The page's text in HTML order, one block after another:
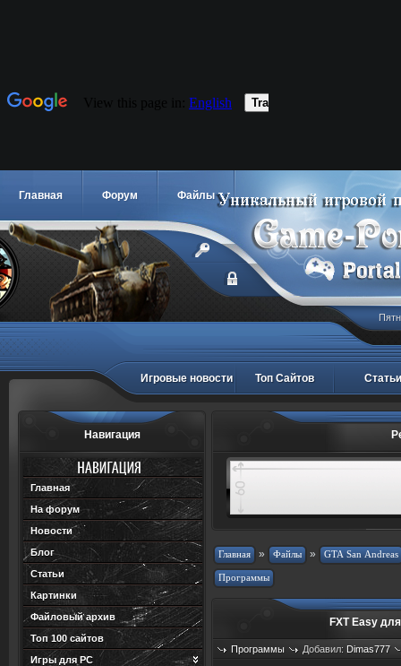
Главная Форум Файлы
Игровые новости Топ Сайтов Статьи
Навигация
Главная
На форум
Новости
Блог
Статьи
Картинки
Файловый архив
Топ 100 сайтов
Игры для PC
» »
FXT Easy
Программы Добавил: Dimas777